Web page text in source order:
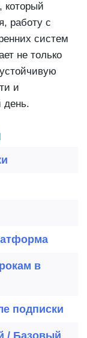
который
работу с
систем
не только
и
день.
в
подписки
/ Базовый